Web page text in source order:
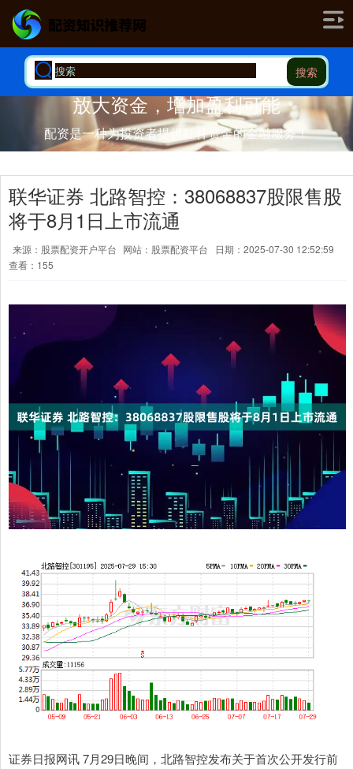
搜索
放大资金，增加盈利可能
配资是一种为投资者提供杠杆资金的金融服务！
联华证券 北路智控：38068837股限售股
将于8月1日上市流通
来源：股票配资开户平台 网站：股票配资平台
日期：2025-07-30 12:52:59
查看：155
证券日报网讯 7月29日晚间，北路智控发布关于首次公开发行前